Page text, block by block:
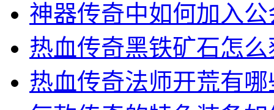
神器传奇中如何加入公
热血传奇黑铁矿石怎
热血传奇法师开荒有